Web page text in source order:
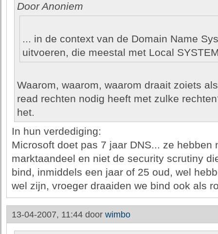
Door Anoniem
... in de context van de Domain Name
uitvoeren, die meestal met Local
Waarom, waarom, waarom draait zoiets
read rechten nodig heeft met zulke
het.
In hun verdediging:
Microsoft doet pas 7 jaar DNS... ze hebben
marktaandeel en niet de security scrutiny
bind, inmiddels een jaar of 25 oud, wel
wel zijn, vroeger draaiden we bind ook als
13-04-2007, 11:44 door wimbo